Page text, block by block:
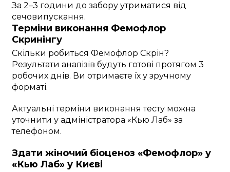
За 2–3 години до забору утриматися від
сечовипускання.
Терміни виконання Фемофлор
Скринінгу
Скільки робиться Фемофлор Скрін?
Результати аналізів будуть готові протягом 3
робочих днів. Ви отримаєте їх у зручному
форматі.
Актуальні терміни виконання тесту можна
уточнити у адміністратора «Кью Лаб» за
телефоном.
Здати жіночий біоценоз «Фемофлор» у
«Кью Лаб» у Києві